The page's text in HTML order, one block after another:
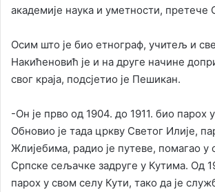
академије наука и уметности, претече
Осим што је био етнограф, учитељ и
Накићеновић је и на друге начине
свог краја, подсјетио је Пешикан.
-Он је прво од 1904. до 1911. био парох
Обновио је тада цркву Светог Илије,
Жлијебима, радио је путеве, помагао у
Српске сељачке задруге у Кутима. Од
парох у свом селу Кути, тако да је